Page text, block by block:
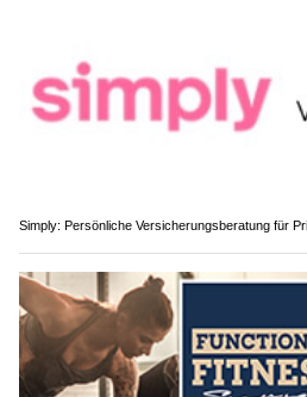
Simply: Persönliche Versicherungsberatung für